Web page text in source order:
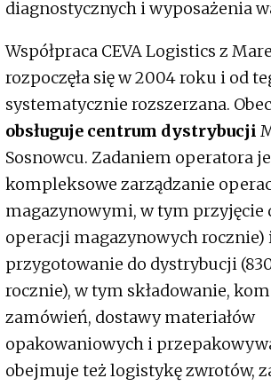
diagnostycznych i wyposażenia
Współpraca CEVA Logistics z
rozpoczęła się w 2004 roku i od
systematycznie rozszerzana.
obsługuje centrum dystrybucji
Sosnowcu. Zadaniem operatora
kompleksowe zarządzanie
magazynowymi, w tym przyjęcie
operacji magazynowych rocznie)
przygotowanie do dystrybucji
rocznie), w tym składowanie,
zamówień, dostawy materiałów
opakowaniowych i
obejmuje też logistykę zwrotów,